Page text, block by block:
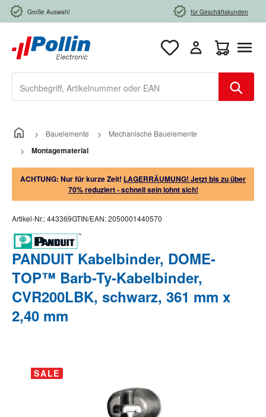
Zum Hauptinhalt springen
Große Auswahl für Geschäftskunden
Bauelemente Mechanische Bauelemente
Montagematerial
ACHTUNG: Nur für kurze Zeit! LAGERRÄUMUNG! Jetzt bis zu über
70% reduziert - schnell sein lohnt sich!
Artikel-Nr.:443369GTIN/EAN:2050001440570
PANDUIT Kabelbinder, DOME-
TOP™ Barb-Ty-Kabelbinder,
CVR200LBK, schwarz, 361 mm x
2,40 mm
Bildergalerie überspringen
SALE